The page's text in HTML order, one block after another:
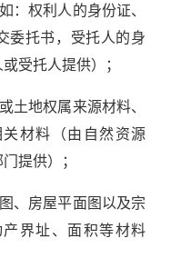
：权利人的身份证、
委托书，受托人的身
受托人提供）；
地权属来源材料、
材料（由自然资源
提供）；
、房屋平面图以及宗
界址、面积等材料